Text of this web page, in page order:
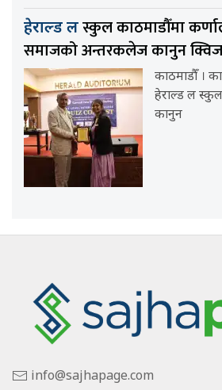
हेराल्ड लस्कुल काठमाडौँमा
समाजको अन्तरकलेज कानुन क्विज
काठमाडौँ ।
हेराल्ड ल
कानुन
info@sajhapage.com